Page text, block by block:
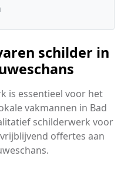
schilder in
is essentieel voor het
vakmannen in Bad
schilderwerk voor
offertes aan